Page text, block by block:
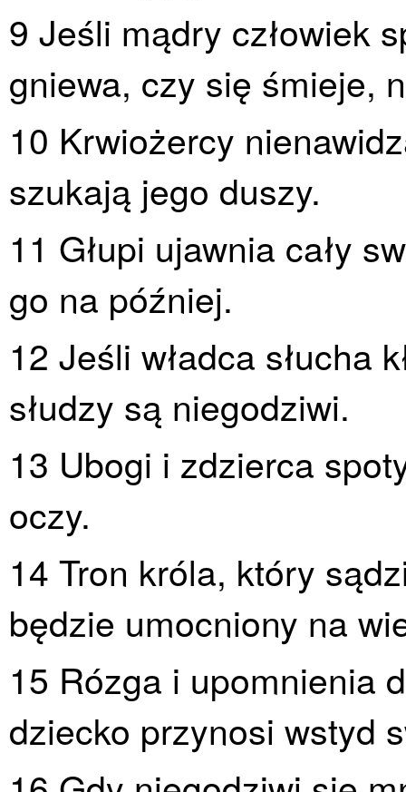
9 Jeśli mądry człowiek
gniewa, czy się śmieje,
10 Krwiożercy
szukają jego duszy.
11 Głupi ujawnia cały
go na później.
12 Jeśli władca słucha
słudzy są niegodziwi.
13 Ubogi i zdzierca
oczy.
14 Tron króla, który
będzie umocniony na
15 Rózga i upomnienia
dziecko przynosi wstyd